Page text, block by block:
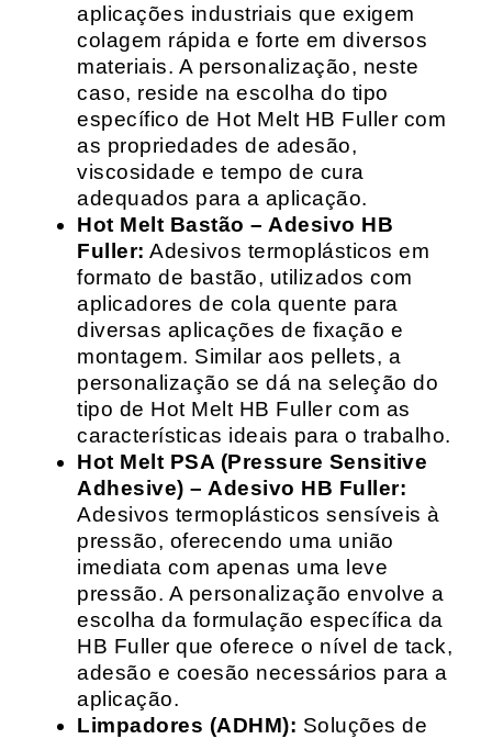
aplicações industriais que exigem
colagem rápida e forte em diversos
materiais. A personalização, neste
caso, reside na escolha do tipo
específico de Hot Melt HB Fuller com
as propriedades de adesão,
viscosidade e tempo de cura
adequados para a aplicação.
Hot Melt Bastão – Adesivo HB
Fuller: Adesivos termoplásticos em
formato de bastão, utilizados com
aplicadores de cola quente para
diversas aplicações de fixação e
montagem. Similar aos pellets, a
personalização se dá na seleção do
tipo de Hot Melt HB Fuller com as
características ideais para o trabalho.
Hot Melt PSA (Pressure Sensitive
Adhesive) – Adesivo HB Fuller:
Adesivos termoplásticos sensíveis à
pressão, oferecendo uma união
imediata com apenas uma leve
pressão. A personalização envolve a
escolha da formulação específica da
HB Fuller que oferece o nível de tack,
adesão e coesão necessários para a
aplicação.
Limpadores (ADHM): Soluções de